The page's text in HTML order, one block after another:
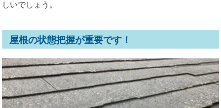
しいでしょう。
屋根の状態把握が重要です！